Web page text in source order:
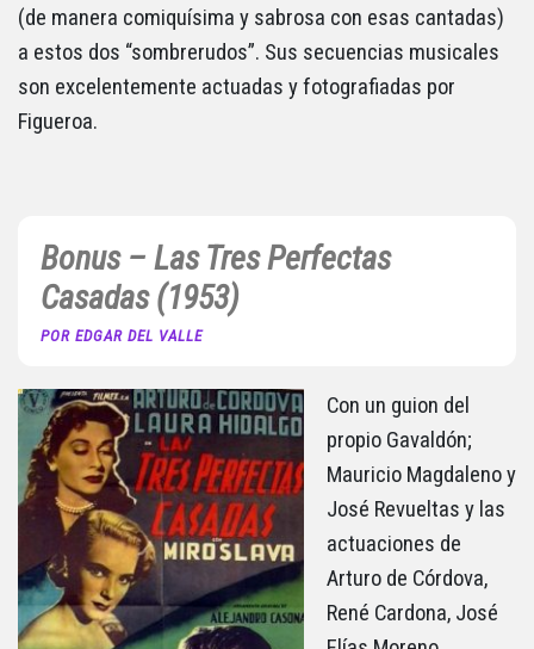
(de manera comiquísima y sabrosa con esas cantadas)
a estos dos “sombrerudos”. Sus secuencias musicales
son excelentemente actuadas y fotografiadas por
Figueroa.
Bonus – Las Tres Perfectas
Casadas (1953)
POR EDGAR DEL VALLE
Con un guion del
propio Gavaldón;
Mauricio Magdaleno y
José Revueltas y las
actuaciones de
Arturo de Córdova,
René Cardona, José